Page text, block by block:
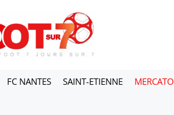
FC NANTES SAINT-ETIENNE MERCATO